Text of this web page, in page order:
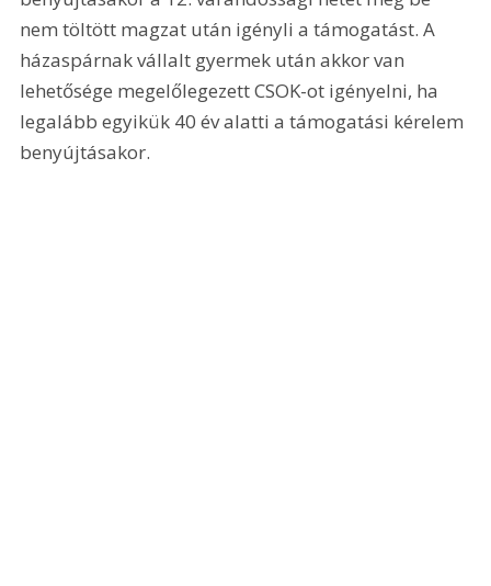
nem töltött magzat után igényli a támogatást. A
házaspárnak vállalt gyermek után akkor van
lehetősége megelőlegezett CSOK-ot igényelni, ha
legalább egyikük 40 év alatti a támogatási kérelem
benyújtásakor.